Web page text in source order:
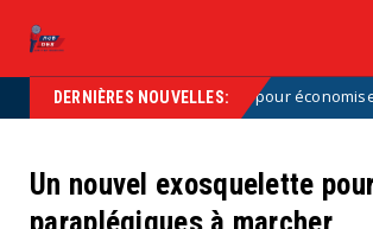
DERNIÈRES NOUVELLES:
du gouvernement pour économiser sur les
Un nouvel exosquelette